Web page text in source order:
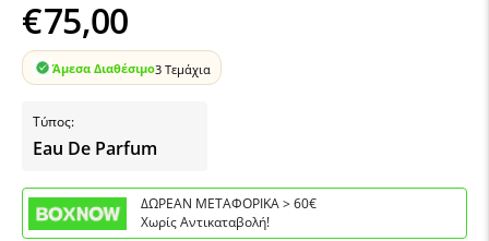
€75,00
Άμεσα Διαθέσιμο3 Τεμάχια
Τύπος:
Eau De Parfum
ΔΩΡΕΑΝ ΜΕΤΑΦΟΡΙΚΑ > 60€
Χωρίς Αντικαταβολή!